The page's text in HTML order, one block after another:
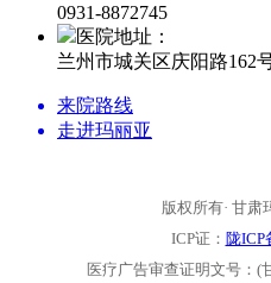
0931-8872745
医院地址：
兰州市城关区庆阳路162
来院路线
走进玛丽亚
版权所有· 甘
ICP证： 陇ICP
医疗广告审查证明文号：(